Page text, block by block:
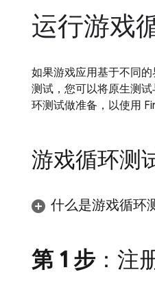
运行游戏
如果游戏应用基于不同
测试，您可以将原生测试
环测试做准备，以使用
游戏循环测
什么是游戏循环
第 1 步 ：注